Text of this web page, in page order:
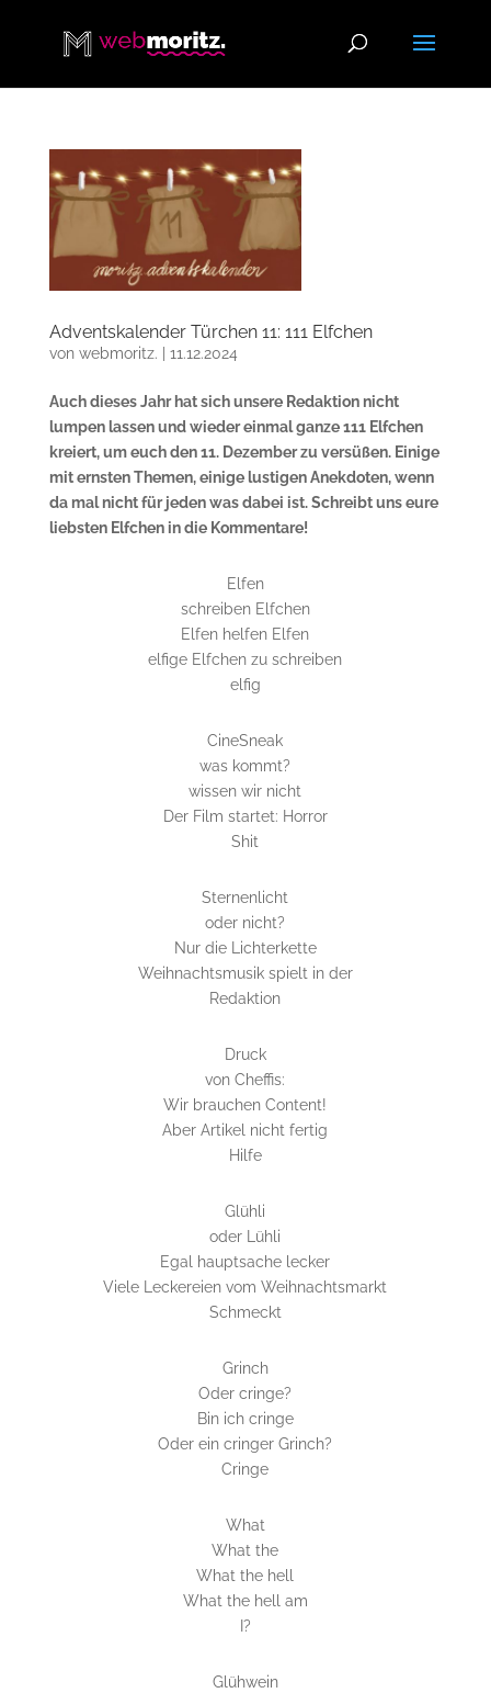
Adventskalender Türchen 11: 111 Elfchen
von webmoritz. 11.12.2024
Auch dieses Jahr hat sich unsere Redaktion nicht
lumpen lassen und wieder einmal ganze 111 Elfchen
kreiert, um euch den 11. Dezember zu versüßen. Einige
mit ernsten Themen, einige lustigen Anekdoten, wenn
da mal nicht für jeden was dabei ist. Schreibt uns eure
liebsten Elfchen in die Kommentare!
Elfen
schreiben Elfchen
Elfen helfen Elfen
elfige Elfchen zu schreiben
elfig
CineSneak
was kommt?
wissen wir nicht
Der Film startet: Horror
Shit
Sternenlicht
oder nicht?
Nur die Lichterkette
Weihnachtsmusik spielt in der
Redaktion
Druck
von Cheffis:
Wir brauchen Content!
Aber Artikel nicht fertig
Hilfe
Glühli
oder Lühli
Egal hauptsache lecker
Viele Leckereien vom Weihnachtsmarkt
Schmeckt
Grinch
Oder cringe?
Bin ich cringe
Oder ein cringer Grinch?
Cringe
What
What the
What the hell
What the hell am
I?
Glühwein